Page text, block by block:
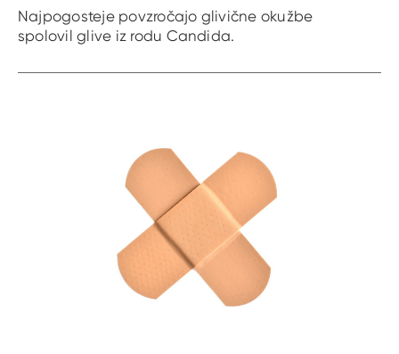
Najpogosteje povzročajo glivične okužbe
spolovil glive iz rodu Candida.